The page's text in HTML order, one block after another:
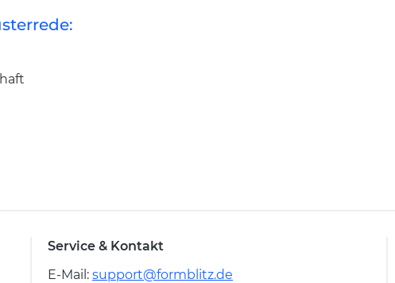
Service & Kontakt
E-Mail: support@formblitz.de